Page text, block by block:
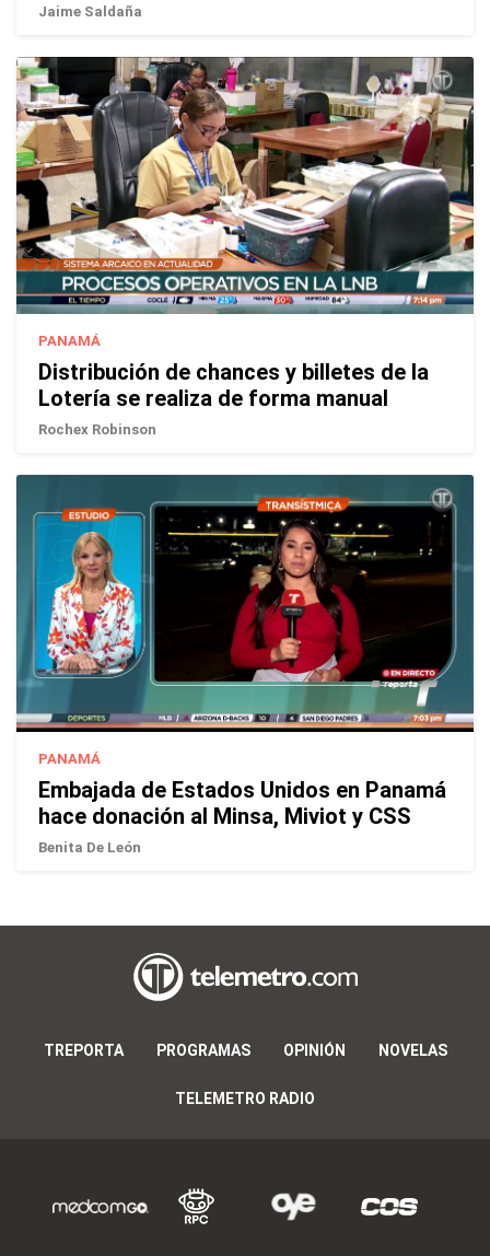
Jaime Saldaña
PANAMÁ
Distribución de chances y billetes de la
Lotería se realiza de forma manual
Rochex Robinson
PANAMÁ
Embajada de Estados Unidos en Panamá
hace donación al Minsa, Miviot y CSS
Benita De León
TREPORTA PROGRAMAS OPINIÓN NOVELAS
TELEMETRO RADIO